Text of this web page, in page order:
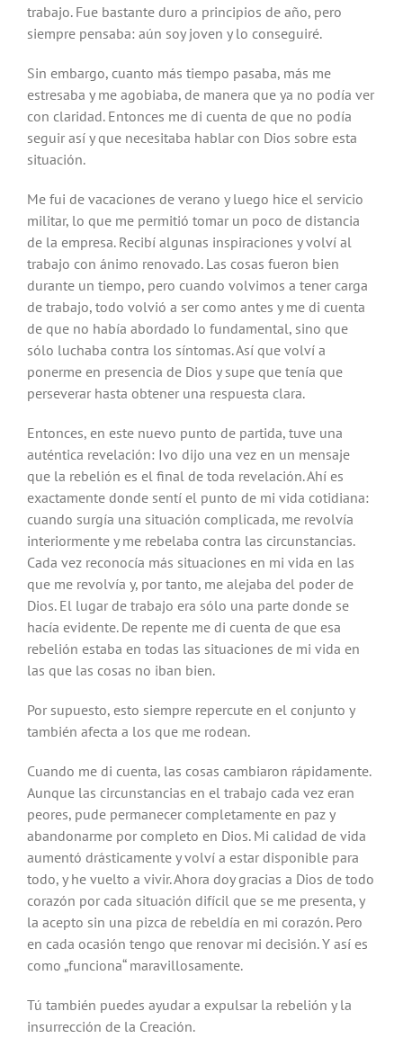
trabajo. Fue bastante duro a principios de año, pero
siempre pensaba: aún soy joven y lo conseguiré.
Sin embargo, cuanto más tiempo pasaba, más me
estresaba y me agobiaba, de manera que ya no podía ver
con claridad. Entonces me di cuenta de que no podía
seguir así y que necesitaba hablar con Dios sobre esta
situación.
Me fui de vacaciones de verano y luego hice el servicio
militar, lo que me permitió tomar un poco de distancia
de la empresa. Recibí algunas inspiraciones y volví al
trabajo con ánimo renovado. Las cosas fueron bien
durante un tiempo, pero cuando volvimos a tener carga
de trabajo, todo volvió a ser como antes y me di cuenta
de que no había abordado lo fundamental, sino que
sólo luchaba contra los síntomas. Así que volví a
ponerme en presencia de Dios y supe que tenía que
perseverar hasta obtener una respuesta clara.
Entonces, en este nuevo punto de partida, tuve una
auténtica revelación: Ivo dijo una vez en un mensaje
que la rebelión es el final de toda revelación. Ahí es
exactamente donde sentí el punto de mi vida cotidiana:
cuando surgía una situación complicada, me revolvía
interiormente y me rebelaba contra las circunstancias.
Cada vez reconocía más situaciones en mi vida en las
que me revolvía y, por tanto, me alejaba del poder de
Dios. El lugar de trabajo era sólo una parte donde se
hacía evidente. De repente me di cuenta de que esa
rebelión estaba en todas las situaciones de mi vida en
las que las cosas no iban bien.
Por supuesto, esto siempre repercute en el conjunto y
también afecta a los que me rodean.
Cuando me di cuenta, las cosas cambiaron rápidamente.
Aunque las circunstancias en el trabajo cada vez eran
peores, pude permanecer completamente en paz y
abandonarme por completo en Dios. Mi calidad de vida
aumentó drásticamente y volví a estar disponible para
todo, y he vuelto a vivir. Ahora doy gracias a Dios de todo
corazón por cada situación difícil que se me presenta, y
la acepto sin una pizca de rebeldía en mi corazón. Pero
en cada ocasión tengo que renovar mi decisión. Y así es
como „funciona“ maravillosamente.
Tú también puedes ayudar a expulsar la rebelión y la
insurrección de la Creación.